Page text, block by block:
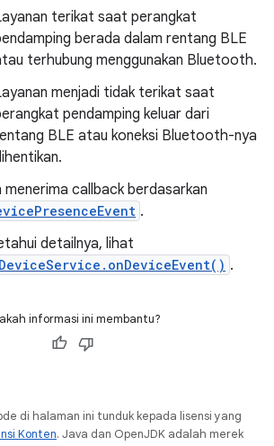
terikat saat perangkat
berada dalam rentang BLE
terhubung menggunakan Bluetooth.
menjadi tidak terikat saat
pendamping keluar dari
BLE atau koneksi Bluetooth-nya
menerima callback berdasarkan
.
detailnya, lihat
.
informasi ini membantu?
di halaman ini tunduk kepada lisensi yang
Konten. Java dan OpenJDK adalah merek